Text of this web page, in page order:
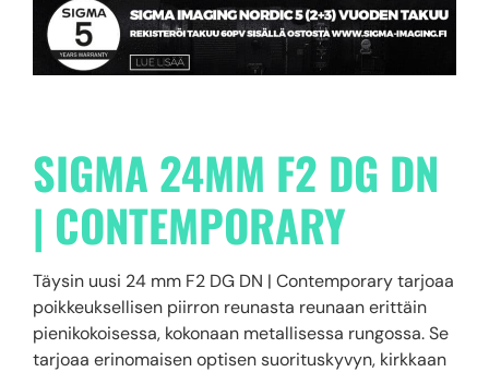
SIGMA 24MM F2 DG DN
| CONTEMPORARY
Täysin uusi 24 mm F2 DG DN | Contemporary tarjoaa
poikkeuksellisen piirron reunasta reunaan erittäin
pienikokoisessa, kokonaan metallisessa rungossa. Se
tarjoaa erinomaisen optisen suorituskyvyn, kirkkaan